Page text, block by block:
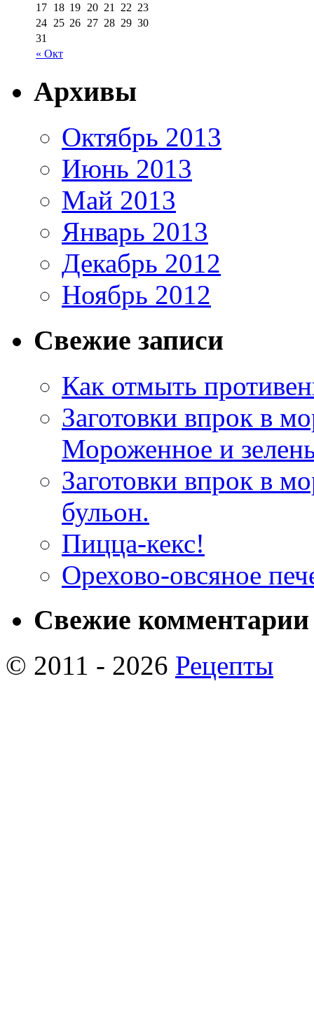
« Окт
17 18 19 20 21 22 23
24 25 26 27 28 29 30
31
Архивы
Октябрь 2013
Июнь 2013
Май 2013
Январь 2013
Декабрь 2012
Ноябрь 2012
Свежие записи
Как отмыть
Заготовки впрок в
Мороженное и
Заготовки впрок в
бульон.
Пицца-кекс!
Орехово-овсяное
Свежие комментарии
© 2011 - 2026 Рецепты